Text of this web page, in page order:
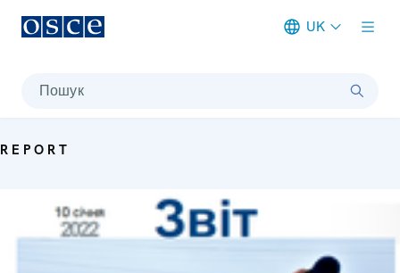
UK
Пошук
REPORT